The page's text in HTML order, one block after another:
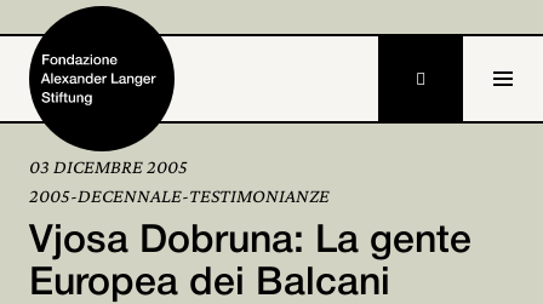
Home
Fondazione

03 DICEMBRE 2005
2005-DECENNALE-TESTIMONIANZE
Vjosa Dobruna: La gente
Europea dei Balcani